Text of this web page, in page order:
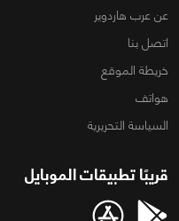
عن عرب هاردوير
اتصل بنا
خريطة الموقع
هواتف
السياسة التحريرية
قريبًا تطبيقات الموبايل